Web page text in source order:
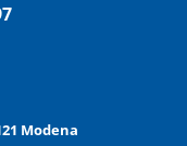
Modena